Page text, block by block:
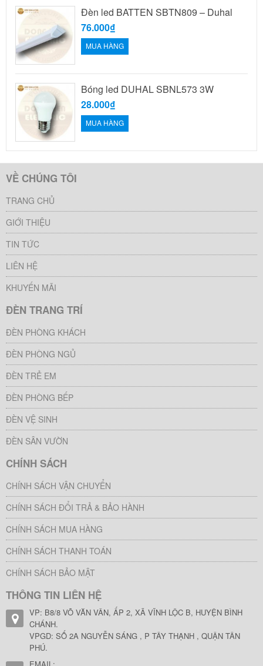
Đèn led BATTEN SBTN809 – Duhal
76.000₫
MUA HÀNG
Bóng led DUHAL SBNL573 3W
28.000₫
MUA HÀNG
VỀ CHÚNG TÔI
TRANG CHỦ
GIỚI THIỆU
TIN TỨC
LIÊN HỆ
KHUYẾN MÃI
ĐÈN TRANG TRÍ
ĐÈN PHÒNG KHÁCH
ĐÈN PHÒNG NGỦ
ĐÈN TRẺ EM
ĐÈN PHÒNG BẾP
ĐÈN VỆ SINH
ĐÈN SÂN VƯỜN
CHÍNH SÁCH
CHÍNH SÁCH VẬN CHUYỂN
CHÍNH SÁCH ĐỔI TRẢ & BẢO HÀNH
CHÍNH SÁCH MUA HÀNG
CHÍNH SÁCH THANH TOÁN
CHÍNH SÁCH BẢO MẬT
THÔNG TIN LIÊN HỆ
VP: B8/8 VÕ VĂN VÂN, ẤP 2, XÃ VĨNH LỘC B, HUYỆN BÌNH
CHÁNH.
VPGD: SỐ 2A NGUYỄN SÁNG , P TÂY THẠNH , QUẬN TÂN
PHÚ.